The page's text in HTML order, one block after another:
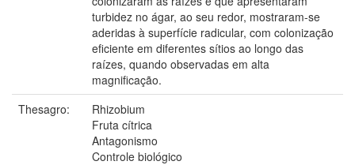
turbidez no ágar, ao seu redor, mostraram-se
aderidas à superfície radicular, com colonização
eficiente em diferentes sítios ao longo das
raízes, quando observadas em alta
magnificação.
Thesagro:
Rhizobium
Fruta cítrica
Antagonismo
Controle biológico